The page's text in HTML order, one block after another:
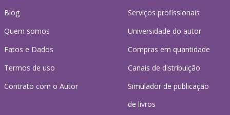
Blog
Quem somos
Fatos e Dados
Termos de uso
Contrato com o Autor
Serviços profissionais
Universidade do autor
Compras em quantidade
Canais de distribuição
Simulador de publicação
de livros